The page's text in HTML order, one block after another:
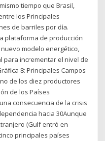
tiempo que Brasil,
los Principales
de barriles por día.
plataforma de producción
modelo energético,
para incrementar el nivel de
8: Principales Campos
de los diez productores
de los Países
consecuencia de la crisis
hacia 30Aunque
(Gulf entró en
principales países